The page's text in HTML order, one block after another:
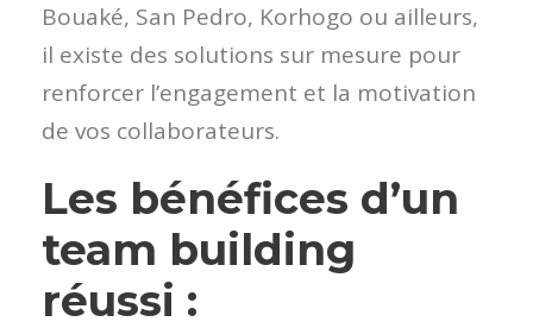
Bouaké, San Pedro, Korhogo ou ailleurs,
il existe des solutions sur mesure pour
renforcer l’engagement et la motivation
de vos collaborateurs.
Les bénéfices d’un
team building
réussi :